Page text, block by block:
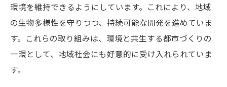
環境を維持できるようにしています。これにより、地域
の生物多様性を守りつつ、持続可能な開発を進めていま
す。これらの取り組みは、環境と共生する都市づくりの
一環として、地域社会にも好意的に受け入れられていま
す。